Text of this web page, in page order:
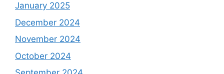
January 2025
December 2024
November 2024
October 2024